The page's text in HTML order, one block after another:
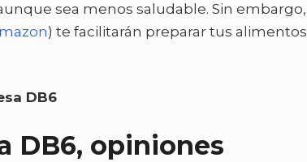
sea menos saludable. Sin embargo,
) te facilitarán preparar tus alimentos
DB6
DB6, opiniones